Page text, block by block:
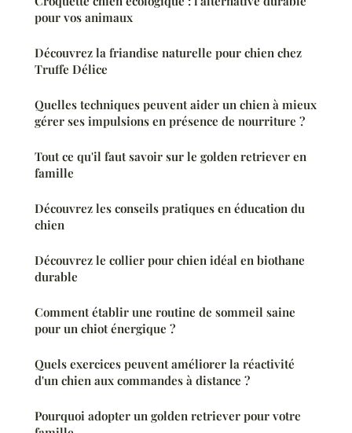
pour vos animaux
Découvrez la friandise naturelle pour chien chez
Truffe Délice
Quelles techniques peuvent aider un chien à mieux
gérer ses impulsions en présence de nourriture ?
Tout ce qu'il faut savoir sur le golden retriever en
famille
Découvrez les conseils pratiques en éducation du
chien
Découvrez le collier pour chien idéal en biothane
durable
Comment établir une routine de sommeil saine
pour un chiot énergique ?
Quels exercices peuvent améliorer la réactivité
d'un chien aux commandes à distance ?
Pourquoi adopter un golden retriever pour votre